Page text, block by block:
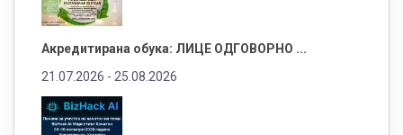
Акредитирана обука: ЛИЦЕ ОДГОВОРНО ...
21.07.2026 - 25.08.2026